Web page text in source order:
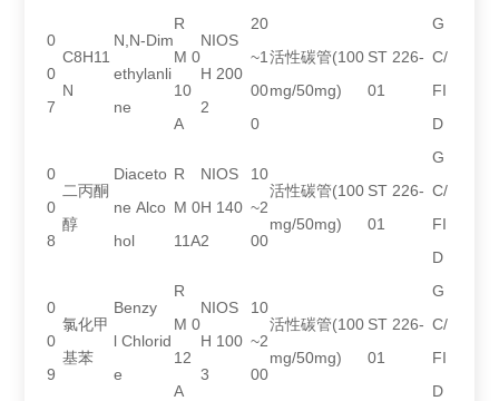
0
0
7
C8H11
N
N,N-Dim
ethylanli
ne
R
M 0
10
A
NIOS
H 200
2
20
~1
00
0
活性碳管(100
mg/50mg)
ST 226-
01
G
C/
FI
D
0
0
8
二丙酮
醇
Diaceto
ne Alco
hol
R
M 0
11A
NIOS
H 140
2
10
~2
00
活性碳管(100
mg/50mg)
ST 226-
01
G
C/
FI
D
0
0
9
氯化甲
基苯
Benzy
l Chlorid
e
R
M 0
12
A
NIOS
H 100
3
10
~2
00
活性碳管(100
mg/50mg)
ST 226-
01
G
C/
FI
D